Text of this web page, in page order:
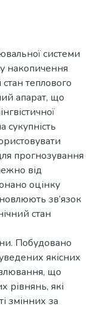
системи
накопичення
теплового
апарат, що
сукупність
прогнозування
від
оцінку
зв’язок
стан
Побудовано
якісних
що
рівнянь, які
змінних за